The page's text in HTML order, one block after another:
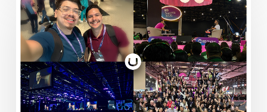
da
Uniodonto
de
São
José
dos
Campos